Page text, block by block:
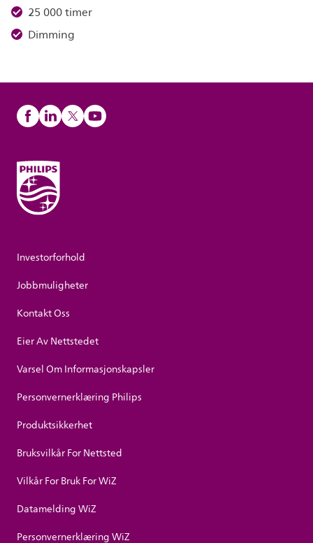
25 000 timer
Dimming
Investorforhold
Jobbmuligheter
Kontakt Oss
Eier Av Nettstedet
Varsel Om Informasjonskapsler
Personvernerklæring Philips
Produktsikkerhet
Bruksvilkår For Nettsted
Vilkår For Bruk For WiZ
Datamelding WiZ
Personvernerklæring WiZ